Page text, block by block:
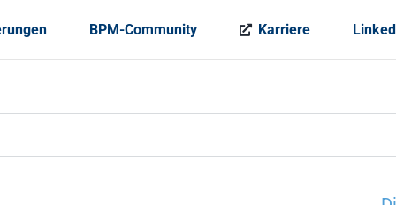
BPM-Community Karriere